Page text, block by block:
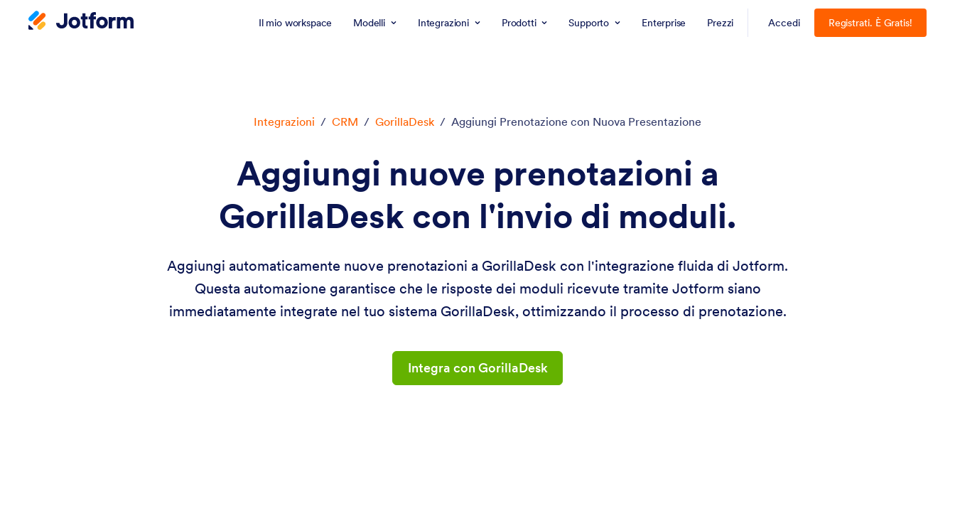
Il mio workspace Modelli Integrazioni Prodotti Supporto Enterprise Prezzi Accedi Registrati. È Gratis!
Integrazioni / CRM / GorillaDesk / Aggiungi Prenotazione con Nuova Presentazione
Aggiungi nuove prenotazioni a
GorillaDesk con l'invio di moduli.
Aggiungi automaticamente nuove prenotazioni a GorillaDesk con l'integrazione fluida di Jotform.
Questa automazione garantisce che le risposte dei moduli ricevute tramite Jotform siano
immediatamente integrate nel tuo sistema GorillaDesk, ottimizzando il processo di prenotazione.
Integra con GorillaDesk